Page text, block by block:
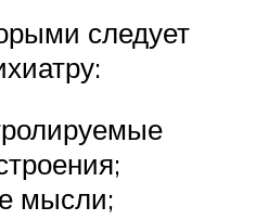
следует
мысли;